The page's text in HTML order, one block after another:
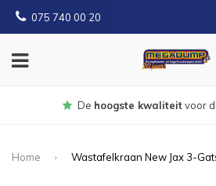
075 740 00 20
Gratisbezorgd
Home
Wastafelkraan New Jax 3-